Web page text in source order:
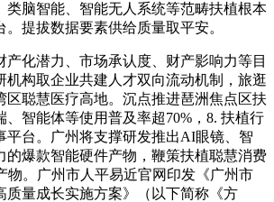
类脑智能、智能无人系统等范畴扶植根本
提拔数据要素供给质量取平安。
化潜力、市场承认度、财产影响力等目
机构取企业共建人才双向流动机制，旅逛
区聪慧医疗高地。沉点推进琶洲焦点区扶
、智能体等使用普及率超70%，8. 扶植行
平台。广州将支撑研发推出AI眼镜、智
的爆款智能硬件产物，鞭策扶植聪慧消费
物。广州市人平易近官网印发《广州市
质量成长实施方案》（以下简称《方